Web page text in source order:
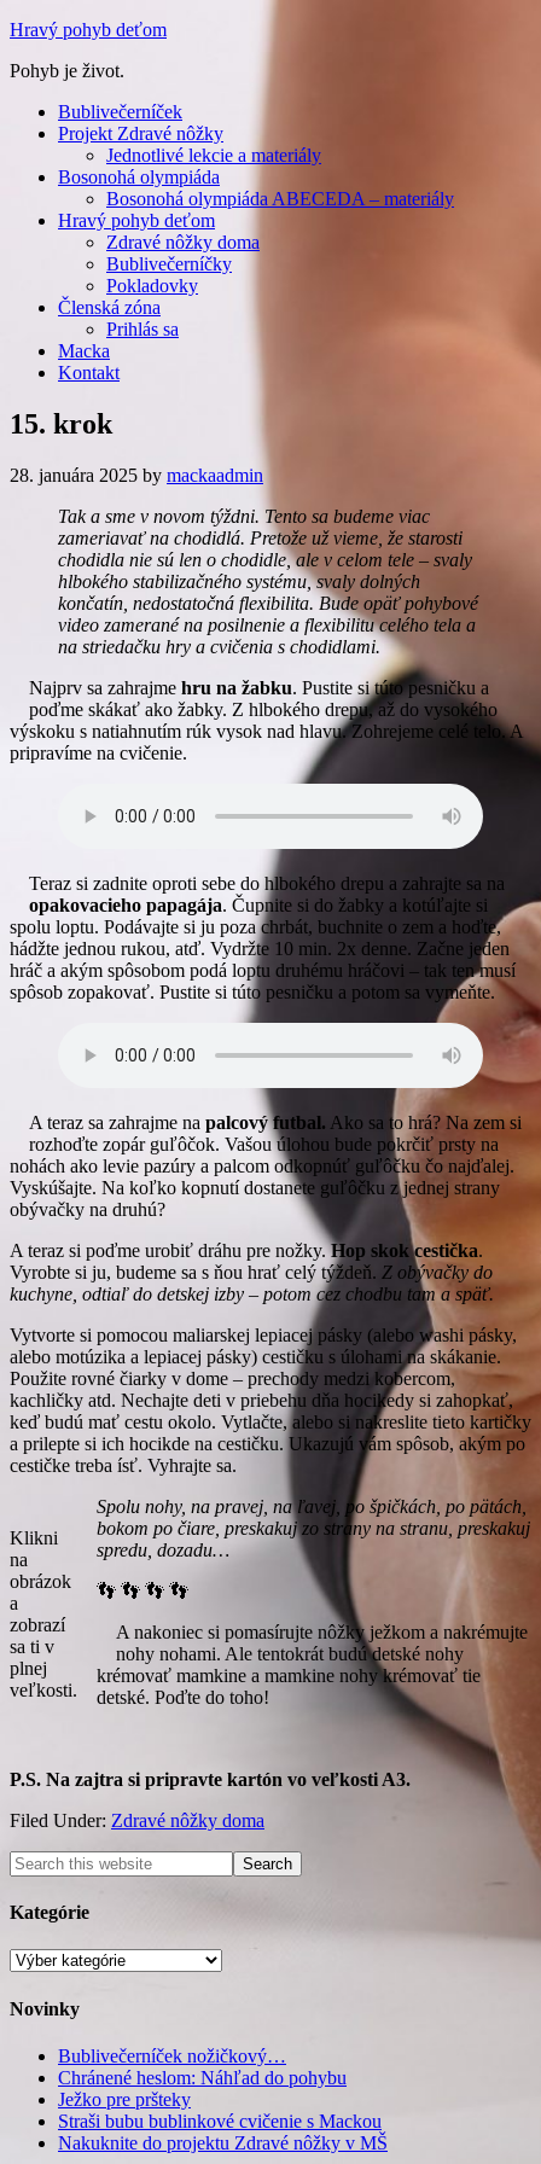
Hravý pohyb deťom
Pohyb je život.
Bublivečerníček
Projekt Zdravé nôžky
Jednotlivé lekcie a materiály
Bosonohá olympiáda
Bosonohá olympiáda ABECEDA – materiály
Hravý pohyb deťom
Zdravé nôžky doma
Bublivečerníčky
Pokladovky
Členská zóna
Prihlás sa
Macka
Kontakt
15. krok
28. januára 2025 by mackaadmin
Tak a sme v novom týždni. Tento sa budeme viac
zameriavať na chodidlá. Pretože už vieme, že starosti
chodidla nie sú len o chodidle, ale v celom tele – svaly
hlbokého stabilizačného systému, svaly dolných
končatín, nedostatočná flexibilita. Bude opäť pohybové
video zamerané na posilnenie a flexibilitu celého tela a
na striedačku hry a cvičenia s chodidlami.
Najprv sa zahrajme hru na žabku. Pustite si túto pesničku a
poďme skákať ako žabky. Z hlbokého drepu, až do vysokého
výskoku s natiahnutím rúk vysok nad hlavu. Zohrejeme celé telo. A
pripravíme na cvičenie.
Teraz si zadnite oproti sebe do hlbokého drepu a zahrajte sa na
opakovacieho papagája. Čupnite si do žabky a kotúľajte si
spolu loptu. Podávajte si ju poza chrbát, buchnite o zem a hoďte,
hádžte jednou rukou, atď. Vydržte 10 min. 2x denne. Začne jeden
hráč a akým spôsobom podá loptu druhému hráčovi – tak ten musí
spôsob zopakovať. Pustite si túto pesničku a potom sa vymeňte.
A teraz sa zahrajme na palcový futbal. Ako sa to hrá? Na zem si
rozhoďte zopár guľôčok. Vašou úlohou bude pokrčiť prsty na
nohách ako levie pazúry a palcom odkopnúť guľôčku čo najďalej.
Vyskúšajte. Na koľko kopnutí dostanete guľôčku z jednej strany
obývačky na druhú?
A teraz si poďme urobiť dráhu pre nožky.Hop skok cestička.
Vyrobte si ju, budeme sa s ňou hrať celý týždeň. Z obývačky do
kuchyne, odtiaľ do detskej izby – potom cez chodbu tam a späť.
Vytvorte si pomocou maliarskej lepiacej pásky (alebo washi pásky,
alebo motúzika a lepiacej pásky) cestičku s úlohami na skákanie.
Použite rovné čiarky v dome – prechody medzi kobercom,
kachličky atd. Nechajte deti v priebehu dňa hocikedy si zahopkať,
keď budú mať cestu okolo. Vytlačte, alebo si nakreslite tieto kartičky
a prilepte si ich hocikde na cestičku. Ukazujú vám spôsob, akým po
cestičke treba ísť. Vyhrajte sa.
Klikni
na
obrázok
a
zobrazí
sa ti v
plnej
veľkosti.
Spolu nohy, na pravej, na ľavej, po špičkách, po pätách,
bokom po čiare, preskakuj zo strany na stranu, preskakuj
spredu, dozadu…
👣 👣 👣 👣
A nakoniec si pomasírujte nôžky ježkom a nakrémujte
nohy nohami. Ale tentokrát budú detské nohy
krémovať mamkine a mamkine nohy krémovať tie
detské. Poďte do toho!
P.S. Na zajtra si pripravte kartón vo veľkosti A3.
Filed Under: Zdravé nôžky doma
Kategórie
Kategórie
Novinky
Bublivečerníček nožičkový…
Chránené heslom: Náhľad do pohybu
Ježko pre pršteky
Straši bubu bublinkové cvičenie s Mackou
Nakuknite do projektu Zdravé nôžky v MŠ